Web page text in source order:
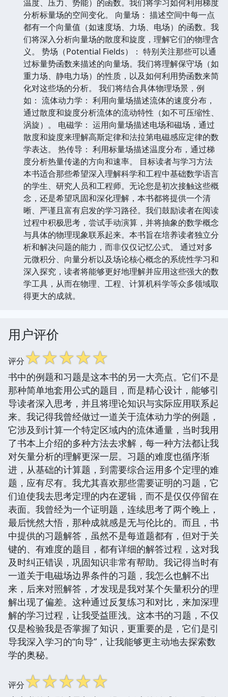
温度、压力、势能）的函数。我们将学习如何利用梯度
分析标量场的空间变化。 向量场： 描述空间中每一点
都有一个向量值（如速度场、力场、电场）的函数。我
们将深入分析向量场的散度和旋度，理解它们的物理含
义。 势场（Potential Fields）： 特别关注那些可以通
过标量势函数来描述的向量场。我们将理解保守场（如
重力场、静电力场）的性质，以及如何利用势函数来简
化对这些场的分析。 我们将结合具体物理场景，例
如： 流体动力学： 利用向量场描述流体的速度分布，
通过散度和旋度分析流体的流动特性（如不可压缩性、
涡旋）。 电磁学： 运用向量场描述电场和磁场，通过
散度和旋度来理解高斯定律和法拉第电磁感应定律的数
学表达。 热传导： 利用标量场描述温度分布，通过梯
度分析热量传递的方向和速率。 目标读者与学习方法
本书适合那些希望深入理解科学和工程中基础数学语言
的学生、研究人员和工程师。无论您是初次接触这些概
念，还是希望巩固和深化理解，本书都将提供一个清
晰、严谨且富有启发的学习路径。我们鼓励读者在阅读
过程中积极思考，尝试手动演算，并将抽象的数学概念
与具体的物理现象联系起来。本书旨在培养读者独立分
析和解决问题的能力，而非仅仅记忆公式。 通过对多
元微积分、向量分析以及场论核心概念的系统性学习和
深入探究，读者将能够更好地理解并应用这些强大的数
学工具，从而在物理、工程、计算机科学等众多领域取
得更大的成就。
用户评价
评分☆☆☆☆☆
书中的例题和习题是这本书的另一大亮点。它们不是
那种简单地套用公式的题目，而是精心设计，能够引
导读者深入思考，并且将理论知识与实际应用联系起
来。我记得我曾经做过一道关于流体动力学的例题，
它涉及到计算一个特定区域内的流体通量，当时我用
了书本上介绍的多种方法去求解，每一种方法都让我
对矢量分析的理解更深一层。习题的难度也循序渐
进，从基础的计算题，到需要综合运用多个定理的难
题，应有尽有。我尤其喜欢那些需要证明的习题，它
们迫使我去思考定理的内在逻辑，而不是仅仅停留在
表面。我曾经为一个证明题，连续思考了两个晚上，
最后恍然大悟，那种成就感是无与伦比的。而且，书
中提供的习题解答，虽然不是每道题都有，但对于关
键的、有难度的题目，都有详细的解答过程，这对我
及时纠正错误，巩固知识非常有帮助。我记得当时有
一道关于电磁场边界条件的习题，我怎么也解不出
来，后来对照解答，才发现是我对某个矢量积分的理
解出现了偏差。这种通过反复练习和对比，来加深理
解的学习过程，让我受益匪浅。这本书的习题，不仅
仅是检验我是否掌握了知识，更重要的是，它们是引
导我深入学习的“向导”，让我能够更主动地去探索数
学的奥秘。
评分☆☆☆☆☆